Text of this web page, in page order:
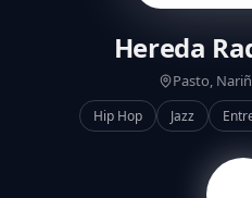
Hereda
Pasto,
Hip Hop Jazz